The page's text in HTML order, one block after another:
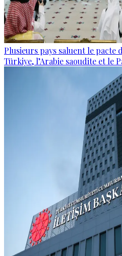
Plusieurs pays saluent le pacte
Türkiye, l’Arabie saoudite et le